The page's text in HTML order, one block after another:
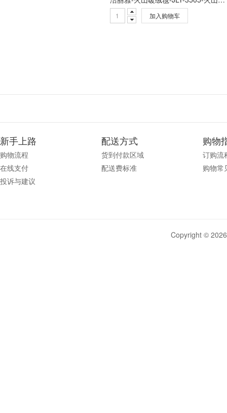
加入购物车
新手上路
购物流程
在线支付
投诉与建议
配送方式
货到付款区域
配送费标准
购物
订购流
购物常
Copyright ©